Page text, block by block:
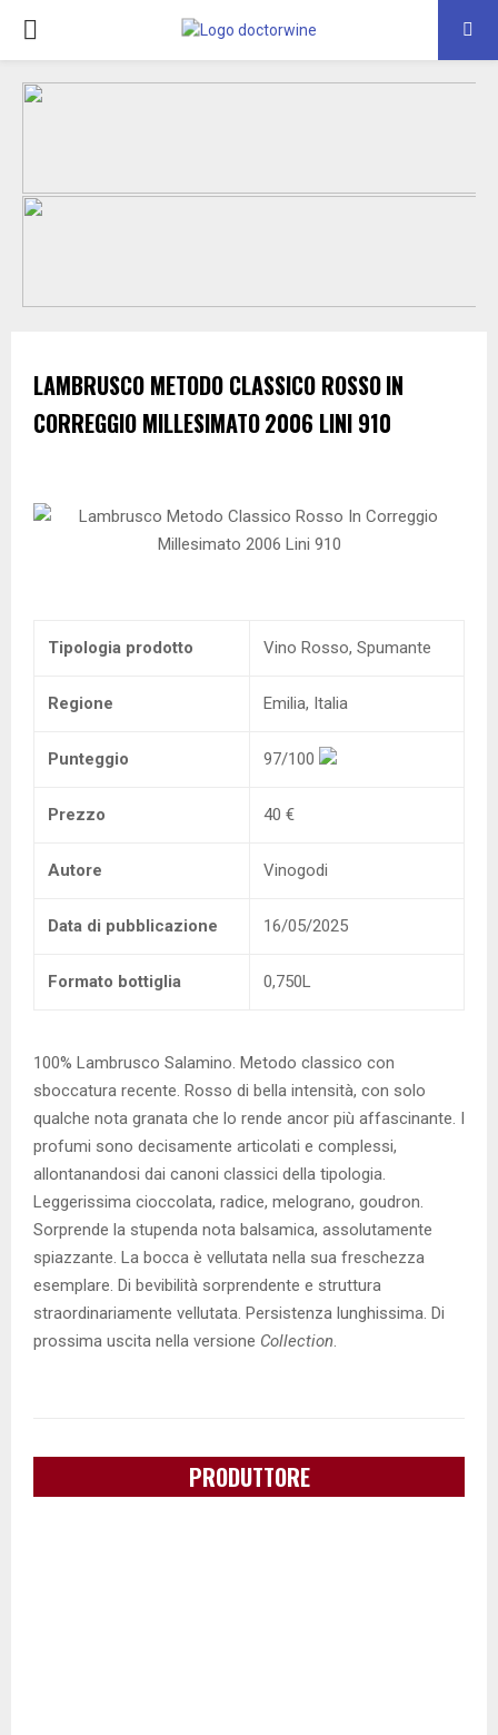
PRIMARY
MENU
LAMBRUSCO METODO CLASSICO ROSSOIN
CORREGGIO MILLESIMATO2006 LINI 910
Tipologia prodotto Vino Rosso, Spumante
Regione Emilia, Italia
Punteggio 97/100
Prezzo 40 €
Autore Vinogodi
Data di pubblicazione 16/05/2025
Formato bottiglia 0,750L
100% Lambrusco Salamino. Metodo classico con
sboccatura recente. Rosso di bella intensità, con solo
qualche nota granata che lo rende ancor più affascinante. I
profumi sono decisamente articolati e complessi,
allontanandosi dai canoni classici della tipologia.
Leggerissima cioccolata, radice, melograno, goudron.
Sorprende la stupenda nota balsamica, assolutamente
spiazzante. La bocca è vellutata nella sua freschezza
esemplare. Di bevibilità sorprendente e struttura
straordinariamente vellutata. Persistenza lunghissima. Di
prossima uscita nella versione Collection.
PRODUTTORE